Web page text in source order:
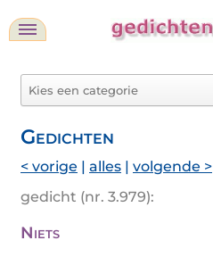
Gedichten
< vorige | alles | volgende >
gedicht (nr. 3.979):
Niets